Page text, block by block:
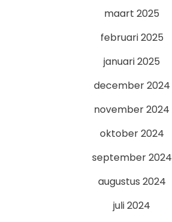
maart 2025
februari 2025
januari 2025
december 2024
november 2024
oktober 2024
september 2024
augustus 2024
juli 2024